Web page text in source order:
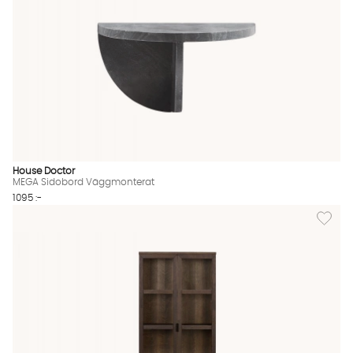
House Doctor
MEGA Sidobord Väggmonterat
1095 :-
Lägg till